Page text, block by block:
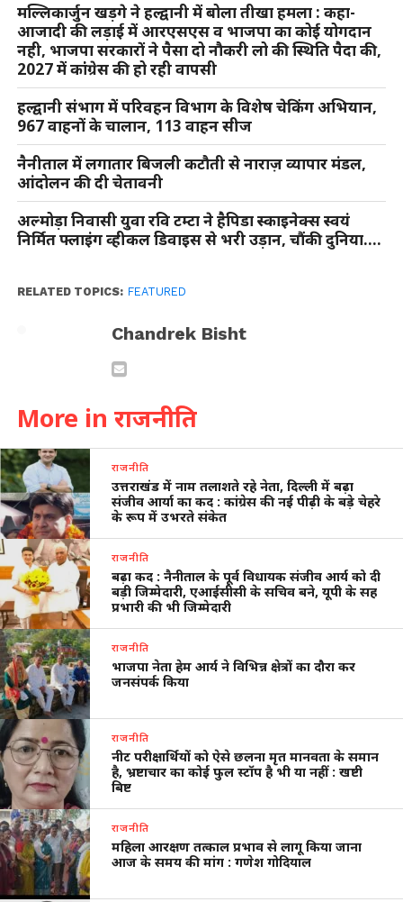
मल्लिकार्जुन खड़गे ने हल्द्वानी में बोला तीखा हमला : कहा-
आजादी की लड़ाई में आरएसएस व भाजपा का कोई योगदान
नही, भाजपा सरकारों ने पैसा दो नौकरी लो की स्थिति पैदा की,
2027 में कांंग्रेस की हो रही वापसी
हल्द्वानी संभाग में परिवहन विभाग के विशेष चेकिंग अभियान,
967 वाहनों के चालान, 113 वाहन सीज
नैनीताल में लगातार बिजली कटौती से नाराज़ व्यापार मंडल,
आंदोलन की दी चेतावनी
अल्मोड़ा निवासी युवा रवि टम्टा ने हैपिडा स्काइनेक्स स्वयं
निर्मित फ्लाइंग व्हीकल डिवाइस से भरी उड़ान, चौंकी दुनिया….
RELATED TOPICS: FEATURED
Chandrek Bisht
More in राजनीति
राजनीति
उत्तराखंड में नाम तलाशते रहे नेता, दिल्ली में बढ़ा
संजीव आर्या का कद : कांग्रेस की नई पीढ़ी के बड़े चेहरे
के रूप में उभरते संकेत
राजनीति
बढ़ा कद : नैनीताल के पूर्व विधायक संजीव आर्य को दी
बड़ी जिम्मेदारी, एआईसीसी के सचिव बने, यूपी के सह
प्रभारी की भी जिम्मेदारी
राजनीति
भाजपा नेता हेम आर्य ने विभिन्न क्षेत्रों का दौरा कर
जनसंपर्क किया
राजनीति
नीट परीक्षार्थियों को ऐसे छलना मृत मानवता के समान
है, भ्रष्टाचार का कोई फुल स्टॉप है भी या नहीं : खष्टी
बिष्ट
राजनीति
महिला आरक्षण तत्काल प्रभाव से लागू किया जाना
आज के समय की मांग : गणेश गोदियाल